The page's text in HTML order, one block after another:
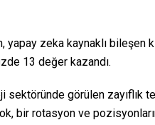
zeka kaynaklı bileşen
13 değer kazandı.
sektöründe görülen zayıflık
bir rotasyon ve